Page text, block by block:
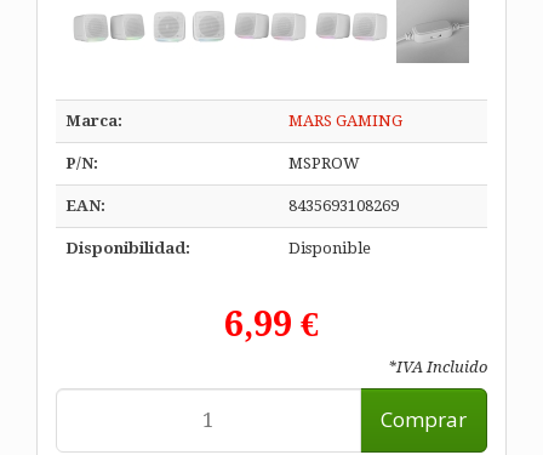
Marca: MARS GAMING
P/N: MSPROW
EAN: 8435693108269
Disponibilidad: Disponible
6,99 €
*IVA Incluido
Comprar